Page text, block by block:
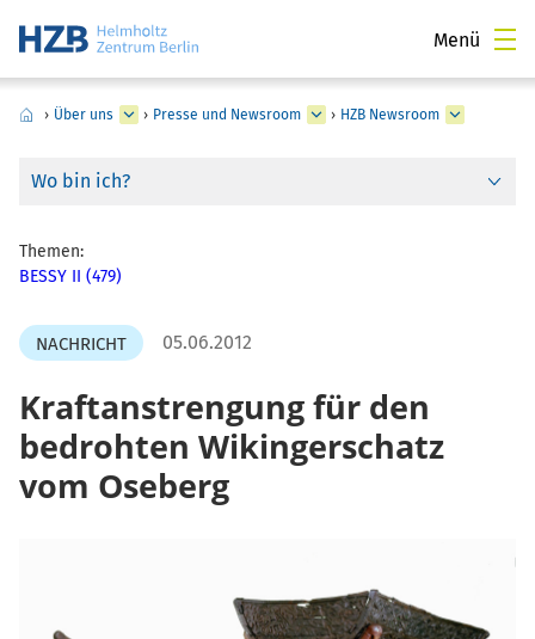
Menü
› Über uns › Presse und Newsroom › HZB Newsroom
Wo bin ich?
Themen:
BESSY II (479)
NACHRICHT 05.06.2012
Kraftanstrengung für den
bedrohten Wikingerschatz
vom Oseberg